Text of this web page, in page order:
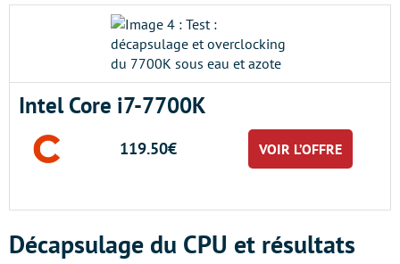
Intel Core i7-7700K
119.50€ VOIR L’OFFRE
Décapsulage du CPU et résultats